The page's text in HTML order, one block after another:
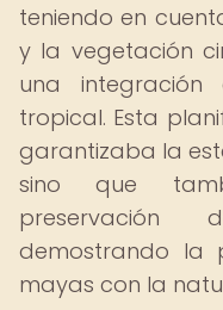
teniendo en
y la vegetación
una
tropical. Esta
garantizaba la
sino que
preservación
demostrando la
mayas con la